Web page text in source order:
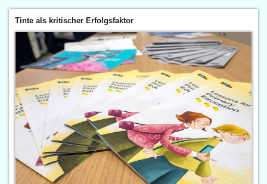
Tinte als kritischer Erfolgsfaktor